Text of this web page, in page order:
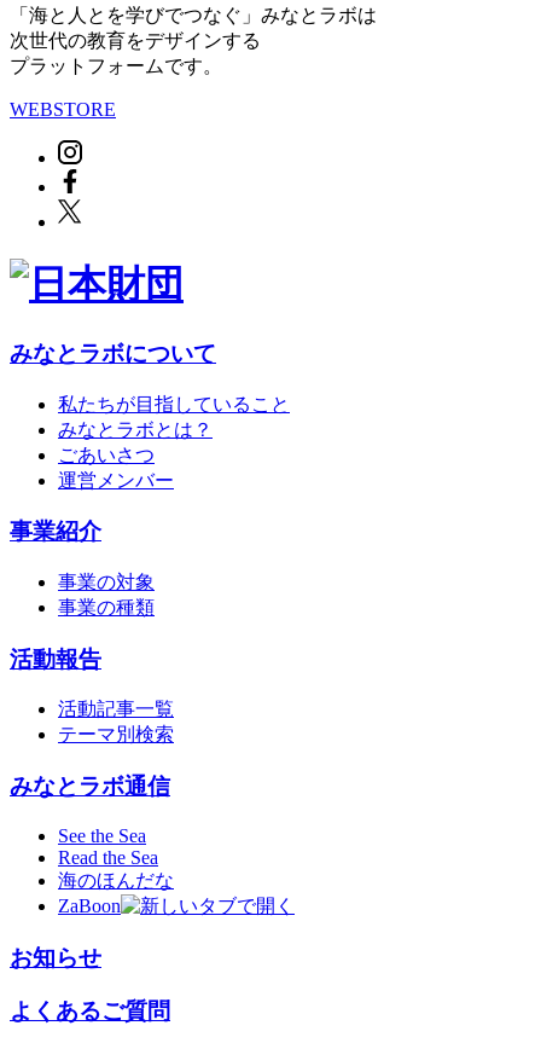
「海と人とを学びでつなぐ」みなとラボは
次世代の教育をデザインする
プラットフォームです。
WEBSTORE
みなとラボについて
私たちが目指していること
みなとラボとは？
ごあいさつ
運営メンバー
事業紹介
事業の対象
事業の種類
活動報告
活動記事一覧
テーマ別検索
みなとラボ通信
See the Sea
Read the Sea
海のほんだな
ZaBoon
お知らせ
よくあるご質問